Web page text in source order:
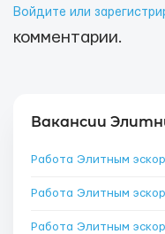
Войдите или
комментарии.
Вакансии
Работа Элитным
Работа Элитным
Работа Элитным